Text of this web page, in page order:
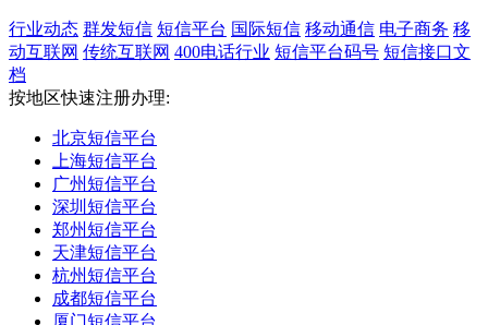
行业动态 群发短信 短信平台 国际短信 移动通信 电子商务 移
动互联网 传统互联网 400电话行业 短信平台码号 短信接口文
档
按地区快速注册办理:
北京短信平台
上海短信平台
广州短信平台
深圳短信平台
郑州短信平台
天津短信平台
杭州短信平台
成都短信平台